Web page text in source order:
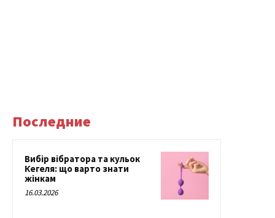
Последние
Вибір вібратора та кульок
Кегеля: що варто знати
жінкам
16.03.2026